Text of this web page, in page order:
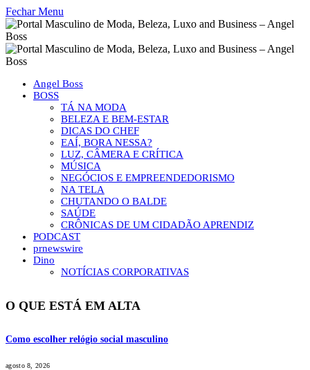
Fechar Menu
Angel Boss
BOSS
TÁ NA MODA
BELEZA E BEM-ESTAR
DICAS DO CHEF
EAÍ, BORA NESSA?
LUZ, CÂMERA E CRÍTICA
MÚSICA
NEGÓCIOS E EMPREENDEDORISMO
NA TELA
CHUTANDO O BALDE
SAÚDE
CRÔNICAS DE UM CIDADÃO APRENDIZ
PODCAST
prnewswire
Dino
NOTÍCIAS CORPORATIVAS
O QUE ESTÁ EM ALTA
Como escolher relógio social masculino
agosto 8, 2026